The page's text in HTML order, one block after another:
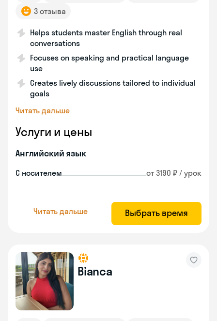
3 отзыва
Helps students master English through real
conversations
Focuses on speaking and practical language
use
Creates lively discussions tailored to individual
goals
Читать дальше
Услуги и цены
Английский язык
С носителем от 3190 ₽ / урок
Читать дальше Выбрать время
Bianca